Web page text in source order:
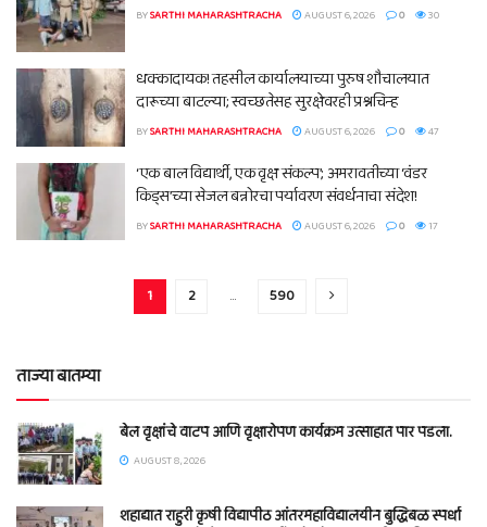
BYSARTHI MAHARASHTRACHA AUGUST 6, 2026 0 30
धक्कादायक! तहसील कार्यालयाच्या पुरुष शौचालयात
दारूच्या बाटल्या; स्वच्छतेसह सुरक्षेवरही प्रश्नचिन्ह
BYSARTHI MAHARASHTRACHA AUGUST 6, 2026 0 47
‘एक बाल विद्यार्थी, एक वृक्ष संकल्प’; अमरावतीच्या ‘वंडर
किड्स’च्या सेजल बन्नोरचा पर्यावरण संवर्धनाचा संदेश!
BYSARTHI MAHARASHTRACHA AUGUST 6, 2026 0 17
1 2 … 590
ताज्या बातम्या
बेल वृक्षांचे वाटप आणि वृक्षारोपण कार्यक्रम उत्साहात पार पडला.
AUGUST 8, 2026
शहाद्यात राहुरी कृषी विद्यापीठ आंतरमहाविद्यालयीन बुद्धिबळ स्पर्धा